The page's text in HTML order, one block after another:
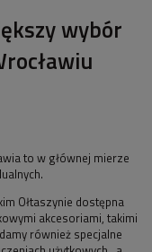
wybór
to w głównej mierze
Ołtaszynie dostępna
akcesoriami, takimi
również specjalne